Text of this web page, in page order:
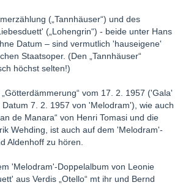
(„Tannhäuser“) und des
(„Lohengrin“) - beide unter Hans
Datum – sind vermutlich 'hauseigene'
Staatsoper. (Den „Tannhäuser“
höchst selten!)
vom 17. 2. 1957 ('Gala'
7. 2. 1957 von 'Melodram'), wie auch
de Manara“ von Henri Tomasi und die
Wehding, ist auch auf dem 'Melodram'-
Aldenhoff zu hören.
'Melodram'-Doppelalbum von Leonie
aus Verdis „Otello“ mt ihr und Bernd